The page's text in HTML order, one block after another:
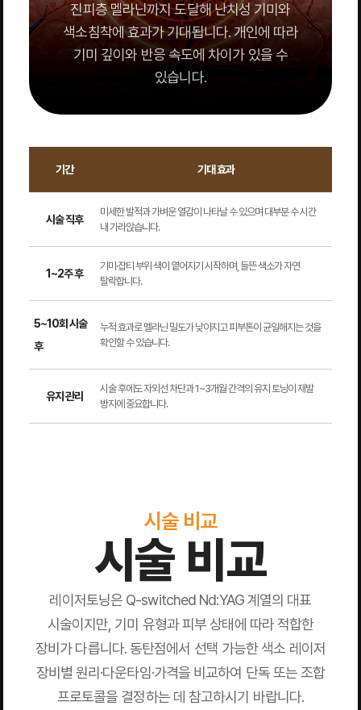
진피층 멜라닌까지 도달해 난치성 기미와
색소침착에 효과가 기대됩니다. 개인에 따라
기미 깊이와 반응 속도에 차이가 있을 수
있습니다.
기간 기대 효과
시술 직후
미세한 발적과 가벼운 열감이 나타날 수 있으며 대부분 수 시간
내 가라앉습니다.
1~2주 후
기미·잡티 부위 색이 옅어지기 시작하며, 들뜬 색소가 자연
탈락합니다.
5~10회 시술
후
누적 효과로 멜라닌 밀도가 낮아지고 피부톤이 균일해지는 것을
확인할 수 있습니다.
유지 관리
시술 후에도 자외선 차단과 1~3개월 간격의 유지 토닝이 재발
방지에 중요합니다.
시술 비교
시술 비교
레이저토닝은 Q-switched Nd:YAG 계열의 대표
시술이지만, 기미 유형과 피부 상태에 따라 적합한
장비가 다릅니다. 동탄점에서 선택 가능한 색소 레이저
장비별 원리·다운타임·가격을 비교하여 단독 또는 조합
프로토콜을 결정하는 데 참고하시기 바랍니다.